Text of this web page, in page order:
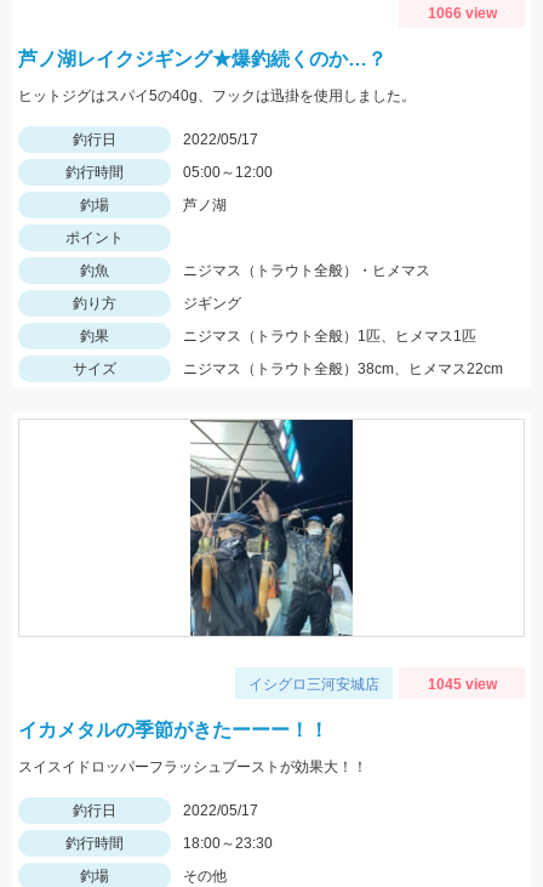
1066 view
芦ノ湖レイクジギング★爆釣続くのか…？
ヒットジグはスパイ5の40g、フックは迅掛を使用しました。
釣行日
2022/05/17
釣行時間
05:00～12:00
釣場
芦ノ湖
ポイント
釣魚
ニジマス（トラウト全般）・ヒメマス
釣り方
ジギング
釣果
ニジマス（トラウト全般）1匹、ヒメマス1匹
サイズ
ニジマス（トラウト全般）38cm、ヒメマス22cm
イシグロ三河安城店 1045 view
イカメタルの季節がきたーーー！！
スイスイドロッパーフラッシュブーストが効果大！！
釣行日
2022/05/17
釣行時間
18:00～23:30
釣場
その他